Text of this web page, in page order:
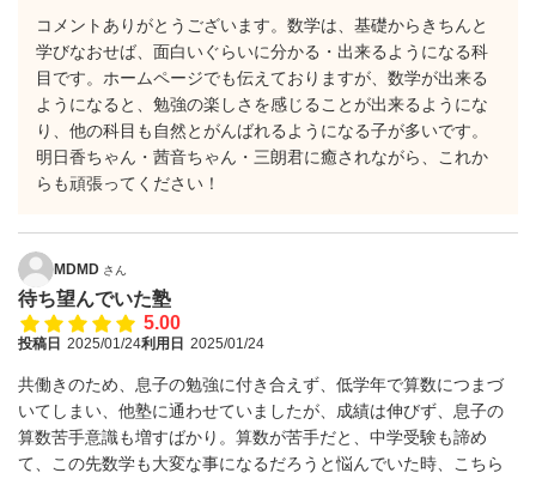
コメントありがとうございます。数学は、基礎からきちんと
学びなおせば、面白いぐらいに分かる・出来るようになる科
目です。ホームページでも伝えておりますが、数学が出来る
ようになると、勉強の楽しさを感じることが出来るようにな
り、他の科目も自然とがんばれるようになる子が多いです。
明日香ちゃん・茜音ちゃん・三朗君に癒されながら、これか
らも頑張ってください！
MDMD さん
待ち望んでいた塾
5.00
投稿日 2025/01/24利用日 2025/01/24
共働きのため、息子の勉強に付き合えず、低学年で算数につまづ
いてしまい、他塾に通わせていましたが、成績は伸びず、息子の
算数苦手意識も増すばかり。算数が苦手だと、中学受験も諦め
て、この先数学も大変な事になるだろうと悩んでいた時、こちら